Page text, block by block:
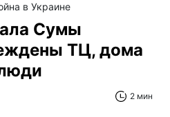
в Украине
Сумы
ТЦ, дома
2 мин